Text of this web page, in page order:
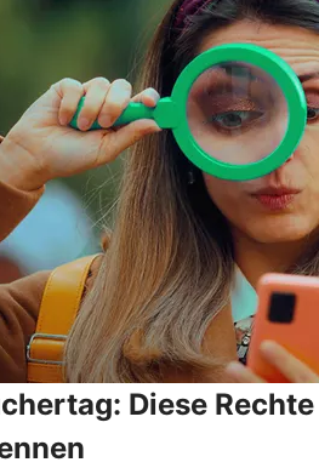
Diese Rechte